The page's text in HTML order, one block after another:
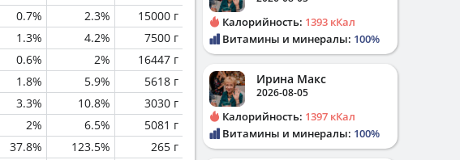
0.7% 2.3%
15000 г
1.3% 4.2%
7500 г
0.6% 2%
16447 г
1.8% 5.9%
5618 г
3.3% 10.8%
3030 г
2% 6.5%
5081 г
37.8% 123.5%
265 г
Калорийность: 1393 кКал
Витамины и минералы: 100%
Ирина Макс
2026-08-05
Калорийность: 1397 кКал
Витамины и минералы: 100%